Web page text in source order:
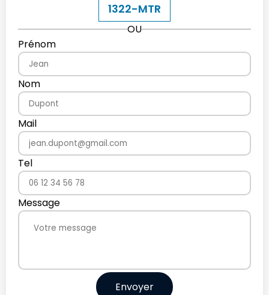
1322-MTR
OU
Prénom
Nom
Mail
Tel
Message
Envoyer